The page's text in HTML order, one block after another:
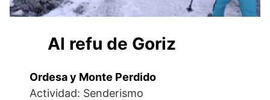
Al refu de Goriz
Ordesa y Monte Perdido
Actividad: Senderismo